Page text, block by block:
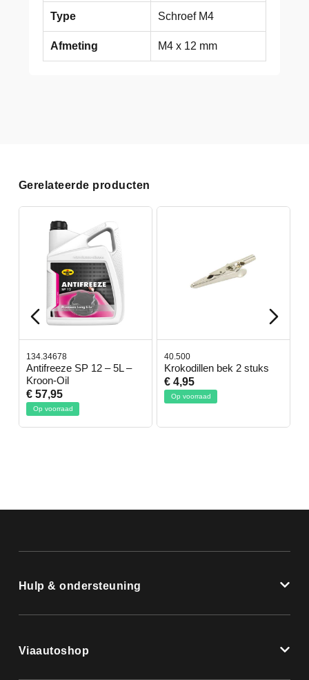
Type Schroef M4
Afmeting M4 x 12 mm
Gerelateerde producten
134.34678
Antifreeze SP 12 – 5L –
Kroon-Oil
€ 57,95
Op voorraad
40.500
Krokodillen bek 2 stuks
€ 4,95
Op voorraad
Hulp & ondersteuning
Viaautoshop